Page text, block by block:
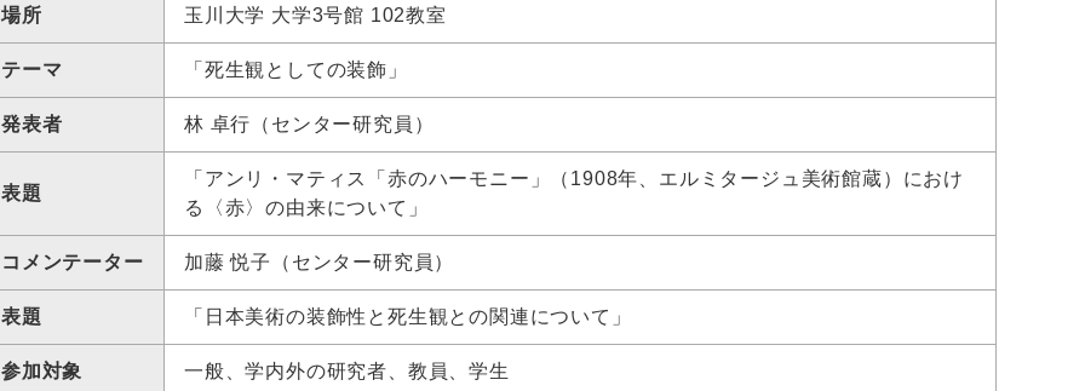
場所 玉川大学 大学3号館 102教室
テーマ 「死生観としての装飾」
発表者 林 卓行（センター研究員）
表題
「アンリ・マティス「赤のハーモニー」（1908年、エルミタージュ美術館蔵）におけ
る〈赤〉の由来について」
コメンテーター 加藤 悦子（センター研究員）
表題 「日本美術の装飾性と死生観との関連について」
参加対象 一般、学内外の研究者、教員、学生